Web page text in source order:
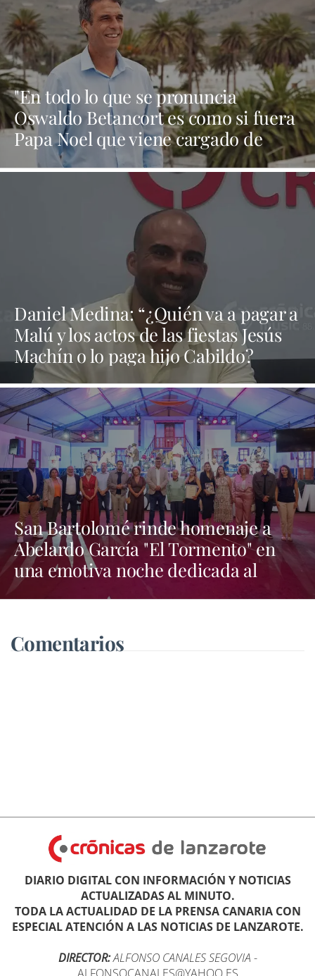
"En todo lo que se pronuncia
Oswaldo Betancort es como si fuera
Papa Noel que viene cargado de
regalos y al final todo es humo"
Daniel Medina: “¿Quién va a pagar a
Malú y los actos de las fiestas Jesús
Machín o lo paga hijo Cabildo?
San Bartolomé rinde homenaje a
Abelardo García "El Tormento" en
una emotiva noche dedicada al
folclore canario
Comentarios
DIARIO DIGITAL CON INFORMACIÓN Y NOTICIAS
ACTUALIZADAS AL MINUTO.
TODA LA ACTUALIDAD DE LA PRENSA CANARIA CON
ESPECIAL ATENCIÓN A LAS NOTICIAS DE LANZAROTE.
DIRECTOR:ALFONSO CANALES SEGOVIA -
ALFONSOCANALES@YAHOO.ES